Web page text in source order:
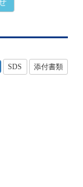
SDS 添付書類